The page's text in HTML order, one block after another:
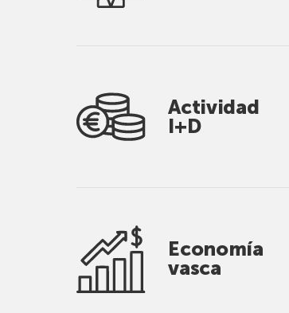
Actividad
I+D
Economía
vasca